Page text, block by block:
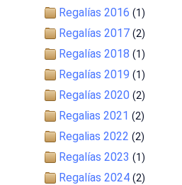
Regalías 2016 (1)
Regalías 2017 (2)
Regalías 2018 (1)
Regalías 2019 (1)
Regalías 2020 (2)
Regalias 2021 (2)
Regalias 2022 (2)
Regalías 2023 (1)
Regalías 2024 (2)